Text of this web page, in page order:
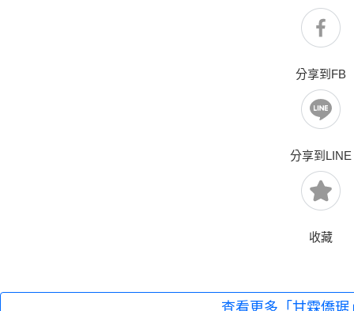
分享到FB
分享到LINE
收藏